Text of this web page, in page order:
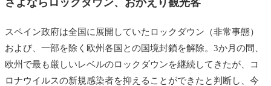
スペイン政府は全国に展開していたロックダウン（非常事態）
および、一部を除く欧州各国との国境封鎖を解除。3か月の間、
欧州で最も厳しいレベルのロックダウンを継続してきたが、コ
ロナウイルスの新規感染者を抑えることができたと判断し、今